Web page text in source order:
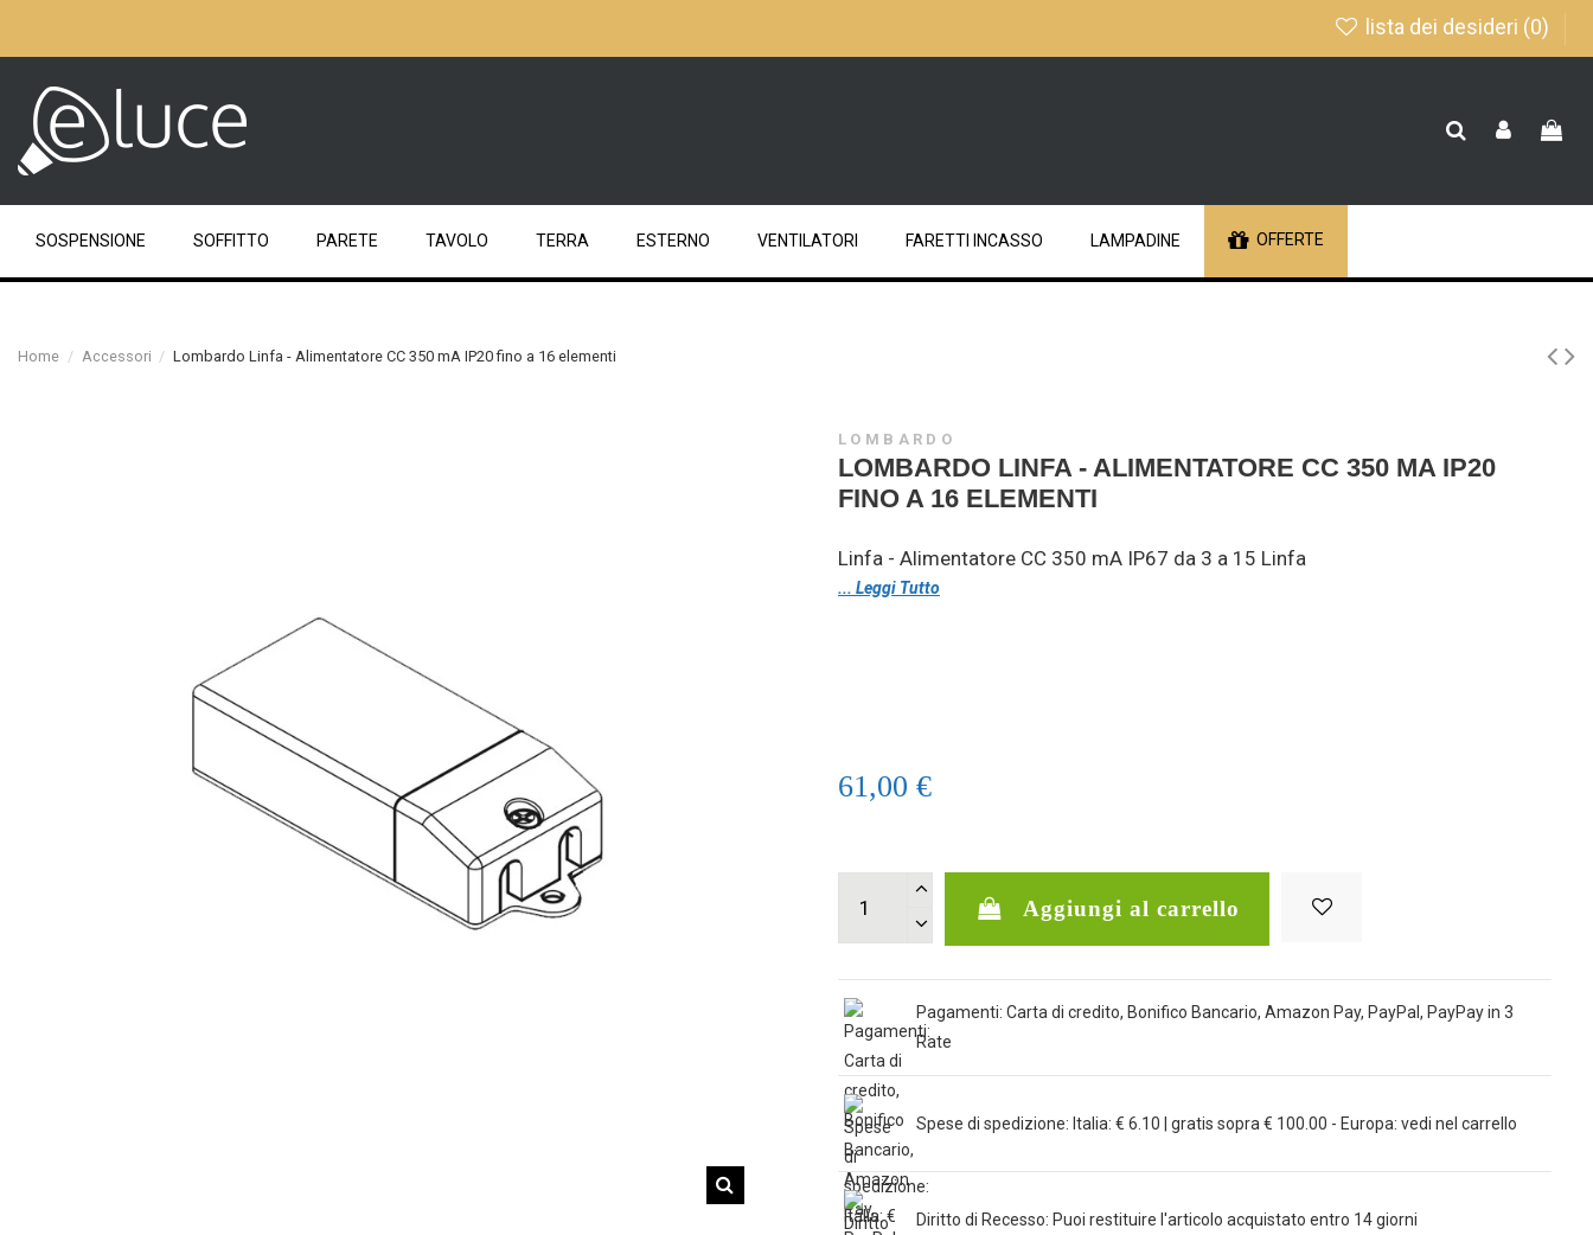
lista dei desideri (0)
SOSPENSIONE SOFFITTO PARETE TAVOLO TERRA ESTERNO VENTILATORI FARETTI INCASSO LAMPADINE OFFERTE
Home Accessori Lombardo Linfa - Alimentatore CC 350 mA IP20 fino a 16 elementi
LOMBARDO
LOMBARDO LINFA - ALIMENTATORE CC 350 MA IP20
FINO A 16 ELEMENTI
Linfa - Alimentatore CC 350 mA IP67 da 3 a 15 Linfa
... Leggi Tutto
61,00 €
Aggiungi al carrello
Pagamenti: Carta di credito, Bonifico Bancario, Amazon Pay, PayPal, PayPay in 3
Rate
Spese di spedizione: Italia: € 6.10 | gratis sopra € 100.00 - Europa: vedi nel carrello
Diritto di Recesso: Puoi restituire l'articolo acquistato entro 14 giorni